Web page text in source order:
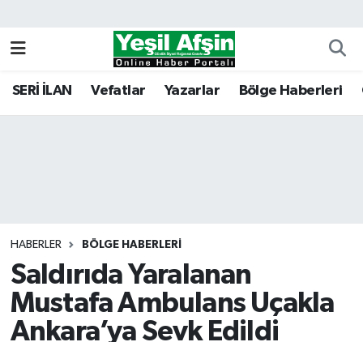
SERİ İLAN Vefatlar Yazarlar Bölge Haberleri
HABERLER BÖLGE HABERLERI
Saldırıda Yaralanan
Mustafa Ambulans Uçakla
Ankara’ya Sevk Edildi
Kahramanmaraş Nöbetçi Eczaneler
Tüm Manşetler
Son Dakika Haberleri